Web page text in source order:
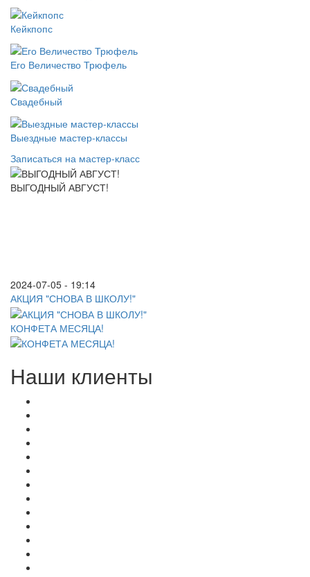
Кейкпопс
Его Величество Трюфель
Свадебный
Выездные мастер-классы
Записаться на мастер-класс
ВЫГОДНЫЙ АВГУСТ!
2024-07-05 - 19:14
АКЦИЯ "СНОВА В ШКОЛУ!"
КОНФЕТА МЕСЯЦА!
Наши клиенты